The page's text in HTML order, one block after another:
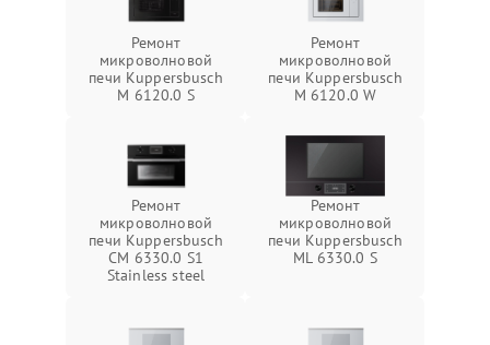
Ремонт
микроволновой
печи Kuppersbusch
M 6120.0 S
Ремонт
микроволновой
печи Kuppersbusch
M 6120.0 W
Ремонт
микроволновой
печи Kuppersbusch
CM 6330.0 S1
Stainless steel
Ремонт
микроволновой
печи Kuppersbusch
ML 6330.0 S